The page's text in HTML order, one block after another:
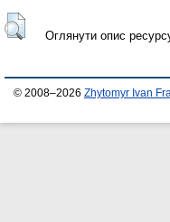
Оглянути опис
© 2008–2026 Zhytomyr Ivan